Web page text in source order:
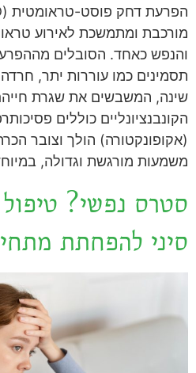
מורכבת ומתמשכת לאירוע
והנפש כאחד. הסובלים
תסמינים כמו עוררות יתר,
שינה, המשבשים את שגרת
הקונבנציונליים כוללים
(אקופונקטורה) הולך וצובר
משמעות מורגשת וגדולה,
סטרס נפשי?
סיני להפחתת